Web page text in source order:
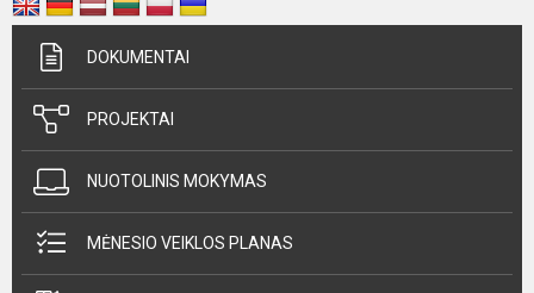
DOKUMENTAI
PROJEKTAI
NUOTOLINIS MOKYMAS
MĖNESIO VEIKLOS PLANAS